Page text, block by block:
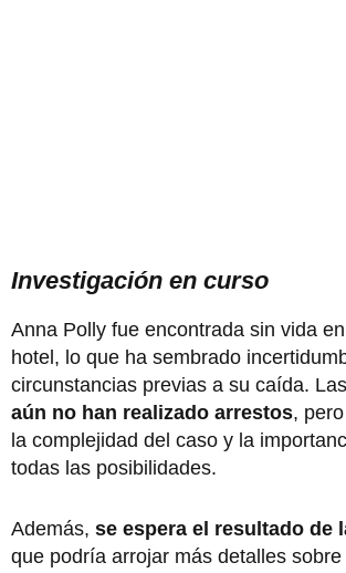
Investigación en curso
Anna Polly fue encontrada sin vida
hotel, lo que ha sembrado
circunstancias previas a su caída.
aún no han realizado arrestos,
la complejidad del caso y la
todas las posibilidades.
Además, se espera el resultado de
que podría arrojar más detalles sobre